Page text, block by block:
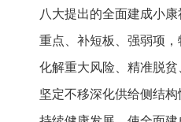
八大提出的全面建成小
重点、补短板、强弱项
化解重大风险、精准脱贫
坚定不移深化供给侧结